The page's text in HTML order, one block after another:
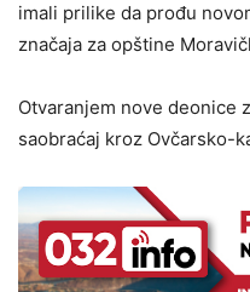
imali prilike da prođu
značaja za opštine
Otvaranjem nove deonice
saobraćaj kroz Ovčarsko-